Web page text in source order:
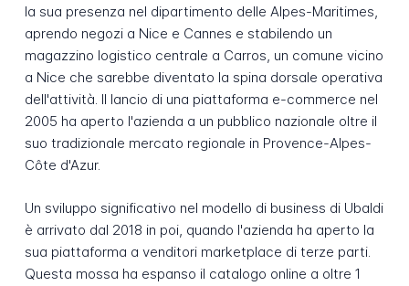
la sua presenza nel dipartimento delle Alpes-Maritimes,
aprendo negozi a Nice e Cannes e stabilendo un
magazzino logistico centrale a Carros, un comune vicino
a Nice che sarebbe diventato la spina dorsale operativa
dell'attività. Il lancio di una piattaforma e-commerce nel
2005 ha aperto l'azienda a un pubblico nazionale oltre il
suo tradizionale mercato regionale in Provence-Alpes-
Côte d'Azur.
Un sviluppo significativo nel modello di business di Ubaldi
è arrivato dal 2018 in poi, quando l'azienda ha aperto la
sua piattaforma a venditori marketplace di terze parti.
Questa mossa ha espanso il catalogo online a oltre 1